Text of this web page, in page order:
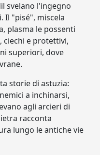
svelano l'ingegno
Il "pisé", miscela
plasma le possenti
ciechi e protettivi,
superiori, dove
storie di astuzia:
a inchinarsi,
agli arcieri di
racconta
lungo le antiche vie